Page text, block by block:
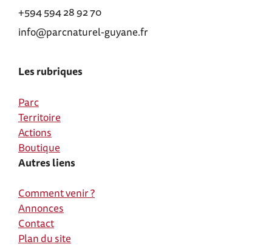
+594 594 28 92 70
info@parcnaturel-guyane.fr
Les rubriques
Parc
Territoire
Actions
Boutique
Autres liens
Comment venir ?
Annonces
Contact
Plan du site